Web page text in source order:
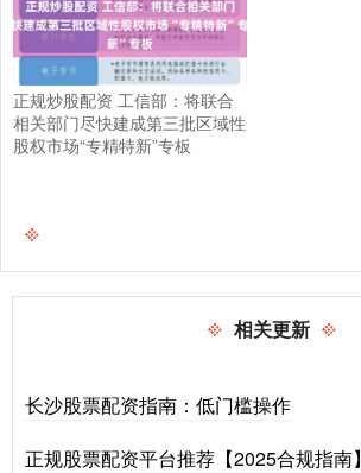
正规炒股配资 工信部：将联合
相关部门尽快建成第三批区域性
股权市场“专精特新”专板
相关更新
长沙股票配资指南：低门槛操作
正规股票配资平台推荐【2025合规指南】